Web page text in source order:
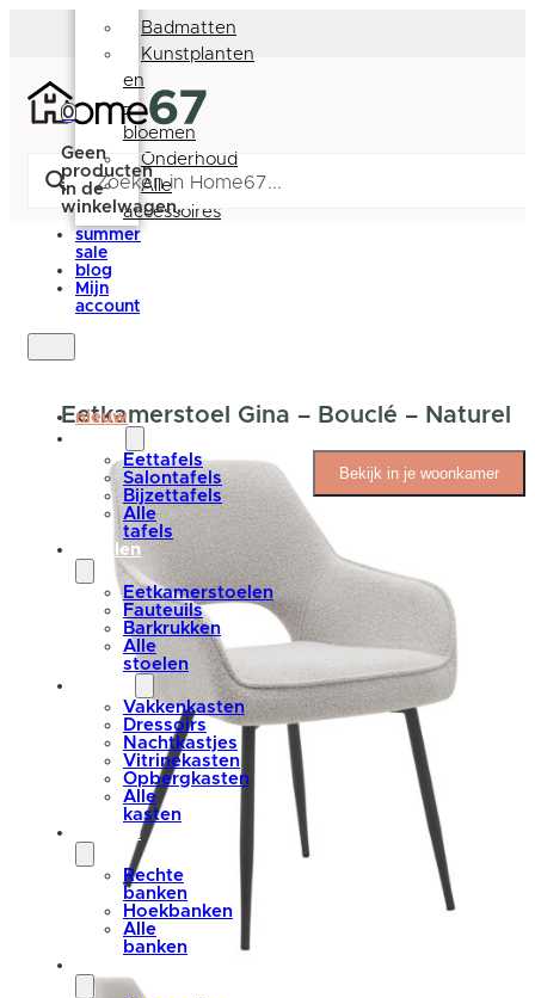
0
Geen
producten
in de
winkelwagen.
Badmatten
Kunstplanten
en
-
bloemen
Onderhoud
Alle
accessoires
summer
sale
blog
Mijn
account
nieuw
Eettafels
Salontafels
Bijzettafels
Alle
tafels
stoelen
Eetkamerstoelen
Fauteuils
Barkrukken
Alle
stoelen
Vakkenkasten
Dressoirs
Nachtkastjes
Vitrinekasten
Opbergkasten
Alle
kasten
banken
Rechte
banken
Hoekbanken
Alle
banken
Eetkamerstoel Gina – Bouclé – Naturel
Bekijk in je woonkamer